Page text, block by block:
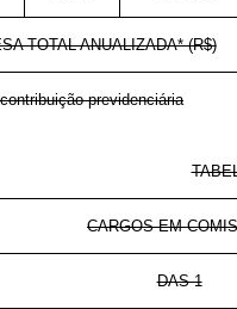
TOTAL ANUALIZADA* (R$)
previdenciária
CARGOS EM
DAS-1